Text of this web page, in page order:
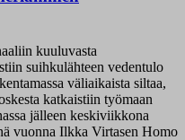
kuuluvasta
suihkulähteen vedentulo
väliaikaista siltaa,
katkaistiin työmaan
jälleen keskiviikkona
vuonna Ilkka Virtasen Homo